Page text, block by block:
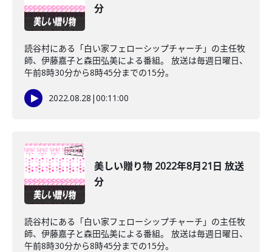
分
読谷村にある「白い家フェローシップチャーチ」の主任牧
師、伊藤嘉子と森田弘美による番組。 放送は毎週日曜日、
午前8時30分から8時45分までの15分。
2022.08.28 |00:11:00
美しい贈り物 2022年8月21日 放送
分
読谷村にある「白い家フェローシップチャーチ」の主任牧
師、伊藤嘉子と森田弘美による番組。 放送は毎週日曜日、
午前8時30分から8時45分までの15分。